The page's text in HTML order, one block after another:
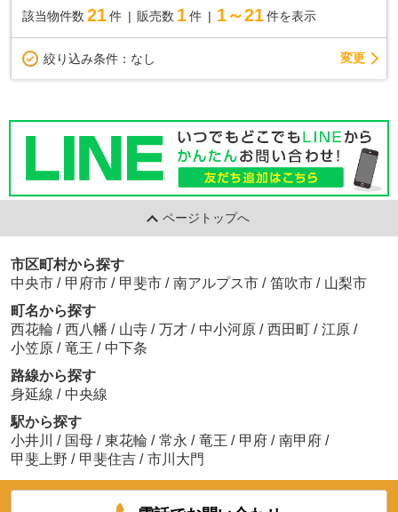
該当物件数 21件 販売数 1 件 1～21 件を表示
絞り込み条件： なし 変更
ページトップへ
市区町村から探す
中央市 / 甲府市 / 甲斐市 / 南アルプス市 / 笛吹市 / 山梨市
町名から探す
西花輪 / 西八幡 / 山寺 / 万才 / 中小河原 / 西田町 / 江原 /
小笠原 / 竜王 / 中下条
路線から探す
身延線 / 中央線
駅から探す
小井川
/ 国母 / 東花輪 / 常永 / 竜王 / 甲府 / 南甲府 /
甲斐上野 / 甲斐住吉 / 市川大門